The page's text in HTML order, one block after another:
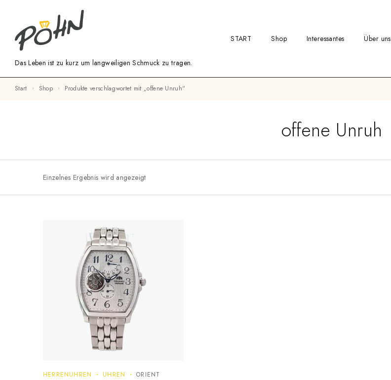
Das Leben ist zu kurz um langweiligen Schmuck zu tragen.
START Shop Interessantes Über uns
Start Shop Produkte verschlagwortet mit „offene Unruh“
offene Unruh
Einzelnes Ergebnis wird angezeigt
HERRENUHREN UHREN ORIENT